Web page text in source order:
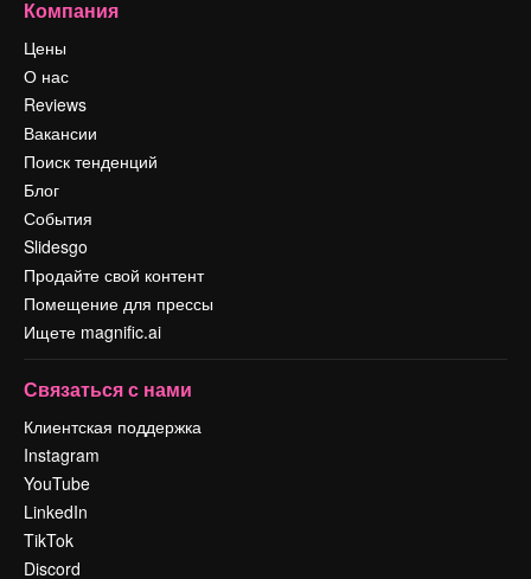
Компания
Цены
О нас
Reviews
Вакансии
Поиск тенденций
Блог
События
Slidesgo
Продайте свой контент
Помещение для прессы
Ищете magnific.ai
Связаться с нами
Клиентская поддержка
Instagram
YouTube
LinkedIn
TikTok
Discord